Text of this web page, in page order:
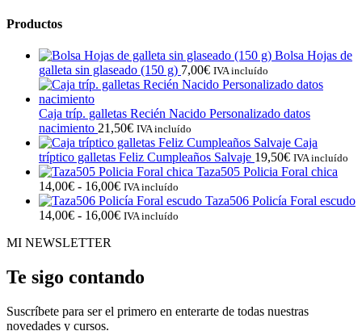
Productos
Bolsa Hojas de
galleta sin glaseado (150 g) 7,00€ IVA incluído
Caja tríp. galletas Recién Nacido Personalizado datos
nacimiento 21,50€ IVA incluído
Caja
tríptico galletas Feliz Cumpleaños Salvaje 19,50€ IVA incluído
Taza505 Policia Foral chica
14,00€ - 16,00€Rango
de
precios:
16,00€
IVA incluído
Taza506 Policía Foral escudo
14,00€ - 16,00€Rango
14,00€
hasta
IVA incluído
MI NEWSLETTER
Te sigo contando
Suscríbete para ser el primero en enterarte de todas nuestras
novedades y cursos.